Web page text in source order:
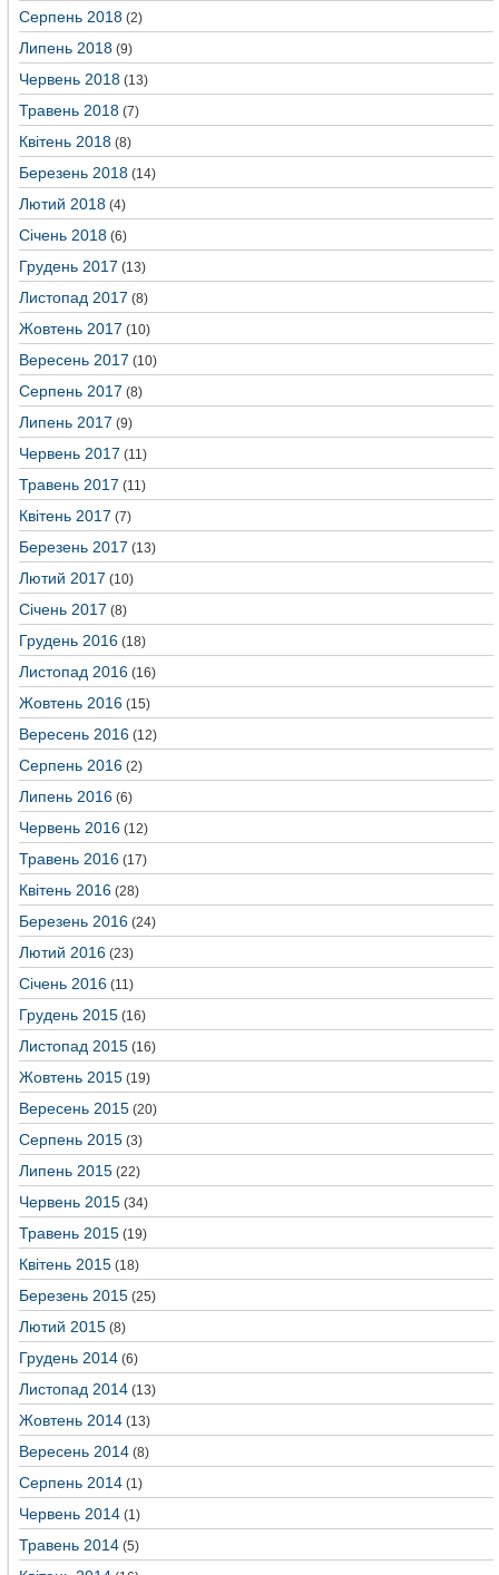
Серпень 2018 (2)
Липень 2018 (9)
Червень 2018 (13)
Травень 2018 (7)
Квітень 2018 (8)
Березень 2018 (14)
Лютий 2018 (4)
Січень 2018 (6)
Грудень 2017 (13)
Листопад 2017 (8)
Жовтень 2017 (10)
Вересень 2017 (10)
Серпень 2017 (8)
Липень 2017 (9)
Червень 2017 (11)
Травень 2017 (11)
Квітень 2017 (7)
Березень 2017 (13)
Лютий 2017 (10)
Січень 2017 (8)
Грудень 2016 (18)
Листопад 2016 (16)
Жовтень 2016 (15)
Вересень 2016 (12)
Серпень 2016 (2)
Липень 2016 (6)
Червень 2016 (12)
Травень 2016 (17)
Квітень 2016 (28)
Березень 2016 (24)
Лютий 2016 (23)
Січень 2016 (11)
Грудень 2015 (16)
Листопад 2015 (16)
Жовтень 2015 (19)
Вересень 2015 (20)
Серпень 2015 (3)
Липень 2015 (22)
Червень 2015 (34)
Травень 2015 (19)
Квітень 2015 (18)
Березень 2015 (25)
Лютий 2015 (8)
Грудень 2014 (6)
Листопад 2014 (13)
Жовтень 2014 (13)
Вересень 2014 (8)
Серпень 2014 (1)
Червень 2014 (1)
Травень 2014 (5)